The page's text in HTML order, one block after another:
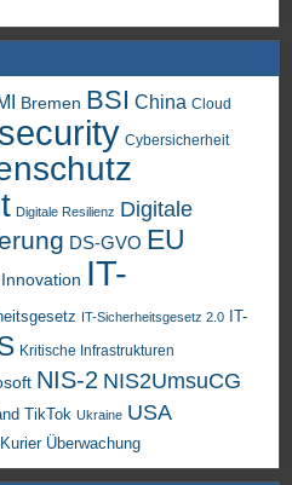
Bremen BSI China Cloud
Cybersicherheit
Digitale Resilienz Digitale
DS-GVO EU
Innovation IT-
IT-Sicherheitsgesetz 2.0
IT-
Kritische Infrastrukturen
NIS-2 NIS2UmsuCG
TikTok Ukraine USA
Überwachung